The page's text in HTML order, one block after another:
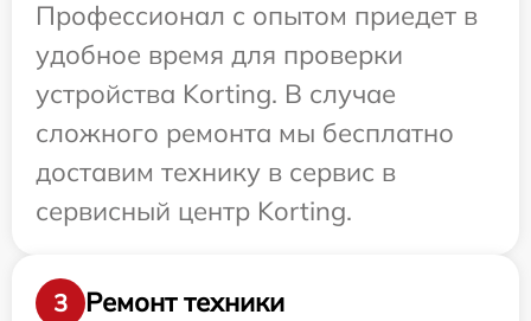
Профессионал с опытом приедет в
удобное время для проверки
устройства Korting. В случае
сложного ремонта мы бесплатно
доставим технику в сервис в
сервисный центр Korting.
3
Ремонт техники